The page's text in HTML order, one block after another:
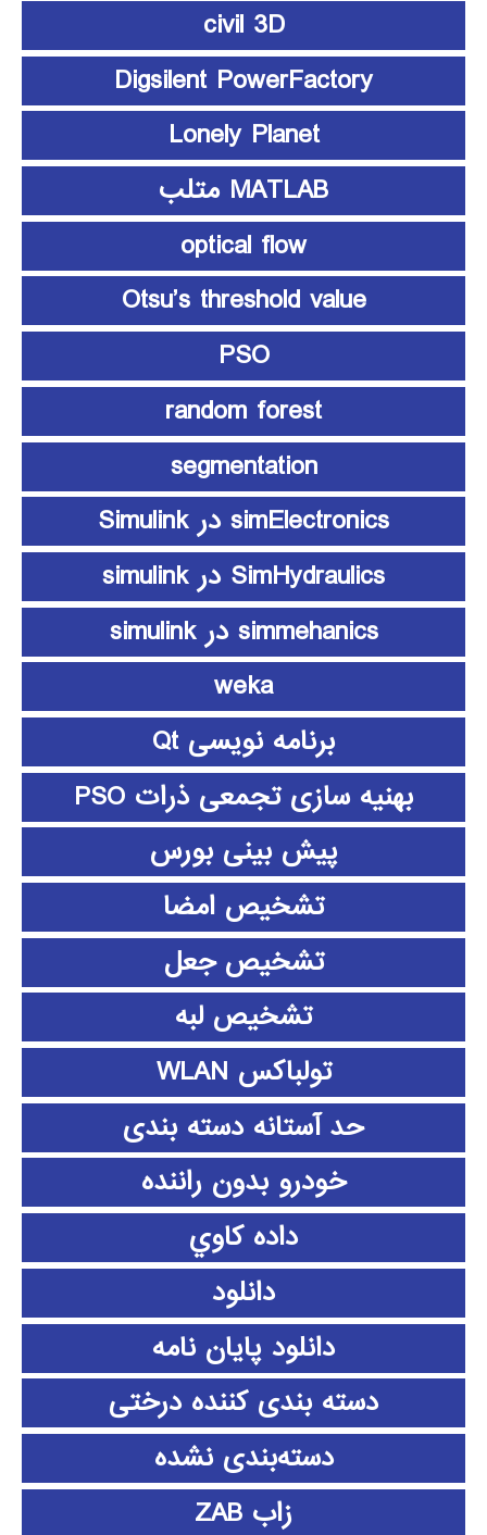
civil 3D
Digsilent PowerFactory
Lonely Planet
MATLAB متلب
optical flow
Otsu’s threshold value
PSO
random forest
segmentation
simElectronics در Simulink
SimHydraulics در simulink
simmehanics در simulink
weka
برنامه نویسی Qt
بهنیه سازی تجمعی ذرات PSO
پیش بینی بورس
تشخیص امضا
تشخیص جعل
تشخیص لبه
تولباکس WLAN
حد آستانه دسته بندی
خودرو بدون راننده
داده كاوي
دانلود
دانلود پايان نامه
دسته بندی کننده درختی
دسته‌بندی نشده
زاب ZAB